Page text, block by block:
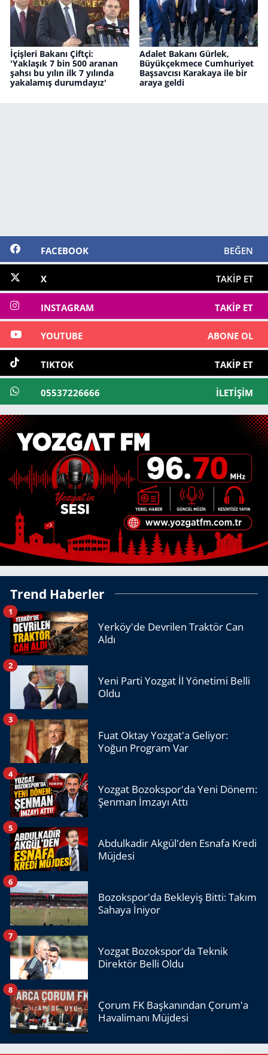
İçişleri Bakanı Çiftçi:
'Yaklaşık 7 bin 500 aranan
şahsı bu yılın ilk 7 yılında
yakalamış durumdayız'
Adalet Bakanı Gürlek,
Büyükçekmece Cumhuriyet
Başsavcısı Karakaya ile bir
araya geldi
FACEBOOK BEĞEN
X TAKIP ET
INSTAGRAM TAKIP ET
YOUTUBE ABONE OL
TIKTOK TAKIP ET
05537226666 İLETIŞIM
Trend Haberler
Yerköy'de Devrilen Traktör Can
Aldı
1
Yeni Parti Yozgat İl Yönetimi Belli
Oldu
2
Fuat Oktay Yozgat'a Geliyor:
Yoğun Program Var
3
Yozgat Bozokspor'da Yeni Dönem:
Şenman İmzayı Attı
4
Abdulkadir Akgül'den Esnafa Kredi
Müjdesi
5
Bozokspor'da Bekleyiş Bitti: Takım
Sahaya İniyor
6
Yozgat Bozokspor'da Teknik
Direktör Belli Oldu
7
Çorum FK Başkanından Çorum'a
Havalimanı Müjdesi
8